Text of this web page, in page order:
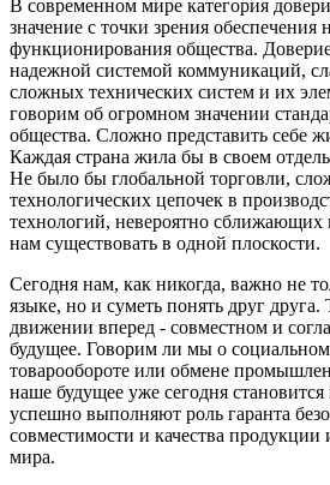
В современном мире категория
значение с точки зрения обеспечения
функционирования общества.
надежной системой коммуникаций,
сложных технических систем и их
говорим об огромном значении
общества. Сложно представить себе
Каждая страна жила бы в своем
Не было бы глобальной торговли,
технологических цепочек в
технологий, невероятно
нам существовать в одной плоскости.
Сегодня нам, как никогда, важно не
языке, но и суметь понять друг
движении вперед - совместном и
будущее. Говорим ли мы о
товарообороте или обмене
наше будущее уже сегодня
успешно выполняют роль гаранта
совместимости и качества продукции
мира.